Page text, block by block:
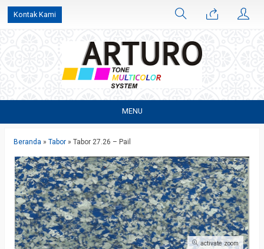
Kontak Kami
MENU
Beranda » Tabor » Tabor 27.26 – Pail
activate zoom